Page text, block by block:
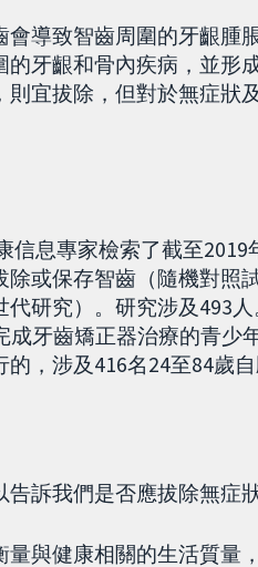
會導致智齒周圍的牙齦腫
的牙齦和骨內疾病，並形
則宜拔除，但對於無症狀
信息專家檢索了截至
或保存智齒（隨機對照
研究）。研究涉及493
成牙齒矯正器治療的青少
，涉及416名24至84歲自
訴我們是否應拔除無症
與健康相關的生活質量